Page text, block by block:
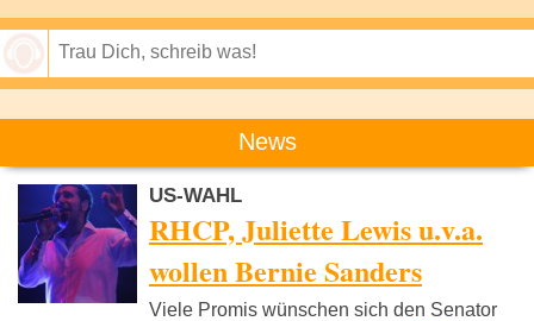
News
US-WAHL
RHCP, Juliette Lewis u.v.a.
wollen Bernie Sanders
Viele Promis wünschen sich den Senator